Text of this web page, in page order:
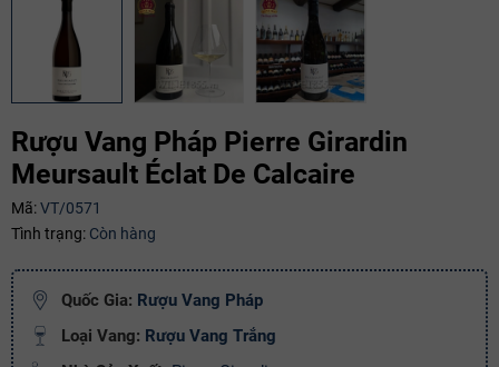
Rượu Vang Pháp Pierre Girardin
Meursault Éclat De Calcaire
Mã:VT/0571
Tình trạng: Còn hàng
Quốc Gia: Rượu Vang Pháp
Loại Vang: Rượu Vang Trắng
Mã giảm giá:
Điều kiện: